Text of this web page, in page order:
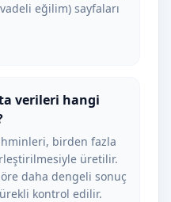
eğilim) sayfaları
verileri hangi
birden fazla
üretilir.
daha dengeli sonuç
kontrol edilir.